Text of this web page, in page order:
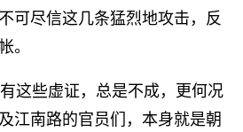
可尽信这几条猛烈地攻击，反
。
这些虚证，总是不成，更何况
江南路的官员们，本身就是朝